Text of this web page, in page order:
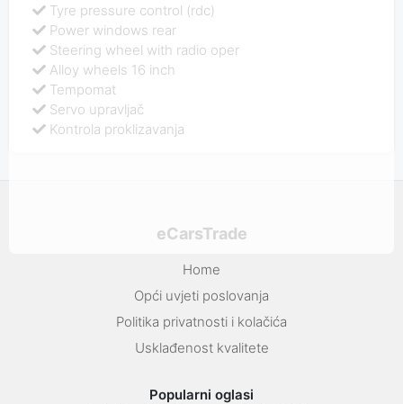
Tyre pressure control (rdc)
Power windows rear
Steering wheel with radio oper
Alloy wheels 16 inch
Tempomat
Servo upravljač
Kontrola proklizavanja
eCarsTrade
Home
Opći uvjeti poslovanja
Politika privatnosti i kolačića
Usklađenost kvalitete
Popularni oglasi